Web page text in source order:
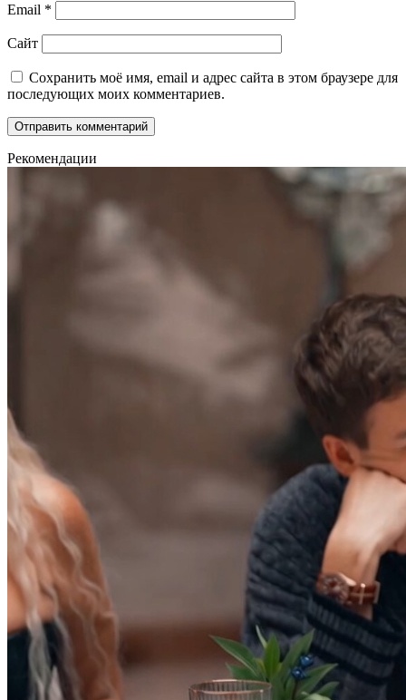
Email *
Сайт
Сохранить моё имя, email и адрес сайта в этом браузере для
последующих моих комментариев.
Рекомендации